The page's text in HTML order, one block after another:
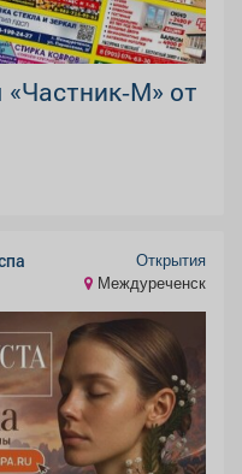
от
Открытия
Междуреченск